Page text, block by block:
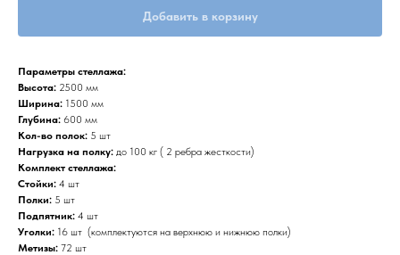
Добавить в корзину
Параметры стеллажа:
Высота: 2500 мм
Ширина: 1500 мм
Глубина: 600 мм
Кол-во полок: 5 шт
Нагрузка на полку: до 100 кг ( 2 ребра жесткости)
Комплект стеллажа:
Стойки: 4 шт
Полки: 5 шт
Подпятник: 4 шт
Уголки: 16 шт (комплектуются на верхнюю и нижнюю полки)
Метизы: 72 шт